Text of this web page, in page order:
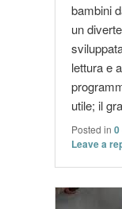
bambini
un
lettura e
utile; il
Posted in 0
Leave a